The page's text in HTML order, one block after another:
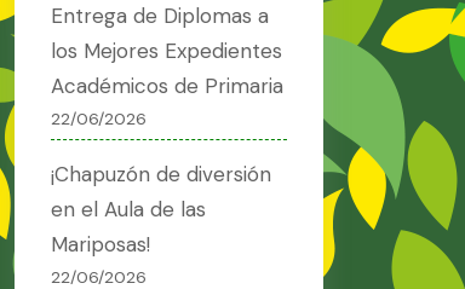
Entrega de Diplomas a
los Mejores Expedientes
Académicos de Primaria
22/06/2026
¡Chapuzón de diversión
en el Aula de las
Mariposas!
22/06/2026